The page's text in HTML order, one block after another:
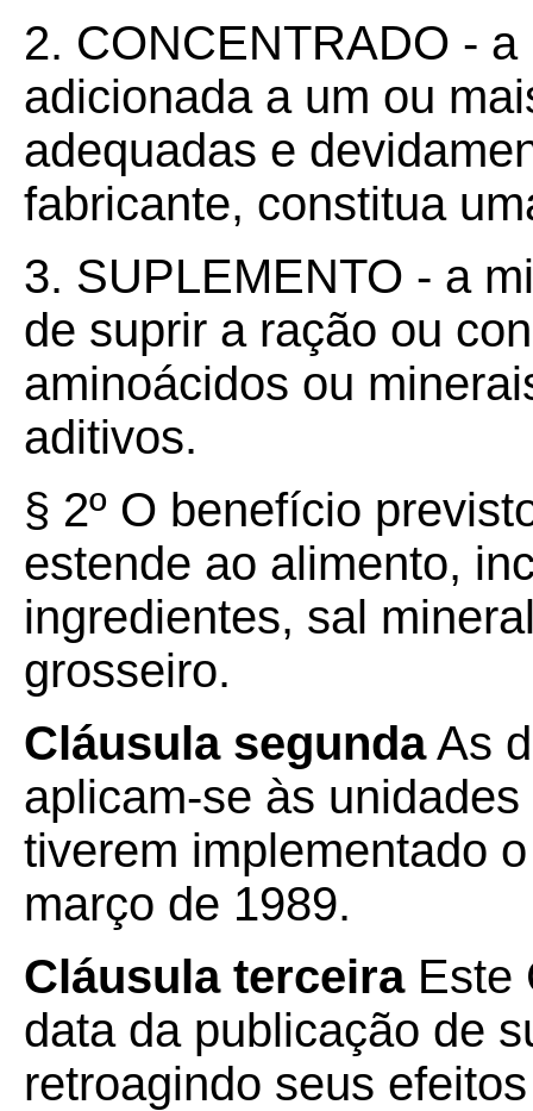
2. CONCENTRADO -
adicionada a um ou
adequadas e
fabricante, constitua
3. SUPLEMENTO - a
de suprir a ração ou
aminoácidos ou
aditivos.
§ 2º O benefício
estende ao alimento,
ingredientes, sal
grosseiro.
Cláusula segundaAs
aplicam-se às
tiverem implementado
março de 1989.
Cláusula terceiraEste
data da publicação de
retroagindo seus